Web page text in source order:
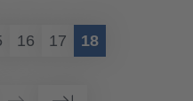
16 17 18